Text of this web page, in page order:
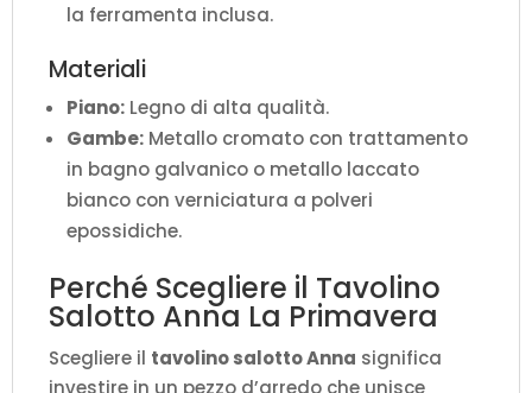
la ferramenta inclusa.
Materiali
Piano: Legno di alta qualità.
Gambe: Metallo cromato con trattamento
in bagno galvanico o metallo laccato
bianco con verniciatura a polveri
epossidiche.
Perché Scegliere il Tavolino
Salotto Anna La Primavera
Scegliere il tavolino salotto Anna significa
investire in un pezzo d’arredo che unisce